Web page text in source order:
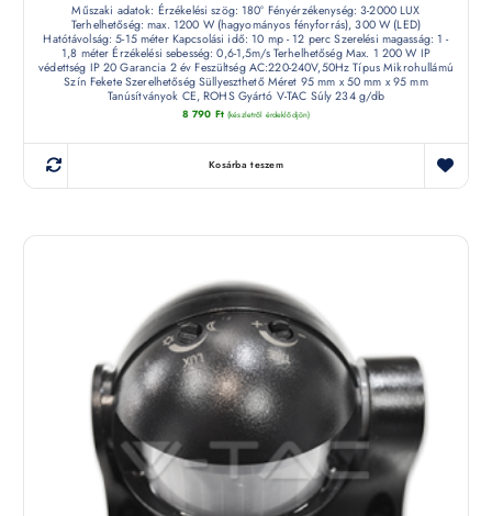
Műszaki adatok: Érzékelési szög: 180° Fényérzékenység: 3-2000 LUX
Terhelhetőség: max. 1200 W (hagyományos fényforrás), 300 W (LED)
Hatótávolság: 5-15 méter Kapcsolási idő: 10 mp - 12 perc Szerelési magasság: 1 -
1,8 méter Érzékelési sebesség: 0,6-1,5m/s Terhelhetőség Max. 1 200 W IP
védettség IP 20 Garancia 2 év Feszültség AC:220-240V,50Hz Típus Mikrohullámú
Szín Fekete Szerelhetőség Süllyeszthető Méret 95 mm x 50 mm x 95 mm
Tanúsítványok CE, ROHS Gyártó V-TAC Súly 234 g/db
8 790 Ft (készletről érdeklődjön)
Kosárba teszem